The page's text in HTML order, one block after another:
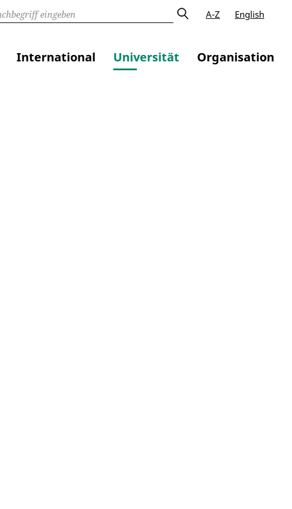
A-Z English
International Universität Organisation